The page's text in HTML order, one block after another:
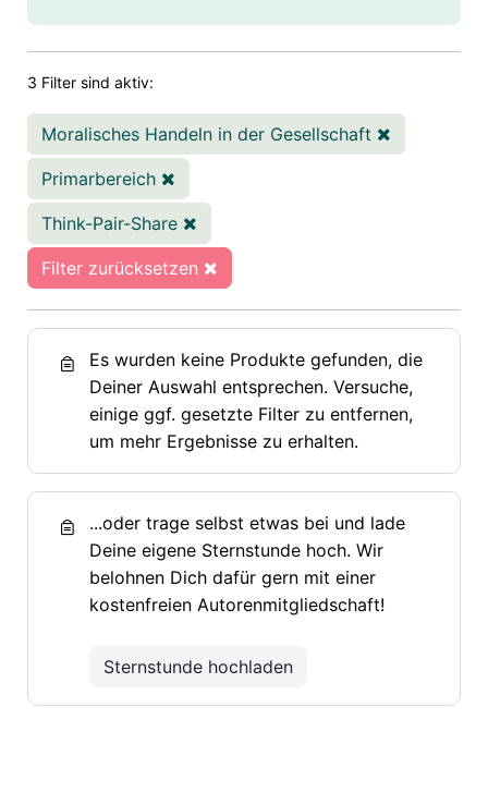
3 Filter sind aktiv:
Moralisches Handeln in der Gesellschaft
Primarbereich
Think-Pair-Share
Filter zurücksetzen
Es wurden keine Produkte gefunden, die
Deiner Auswahl entsprechen. Versuche,
einige ggf. gesetzte Filter zu entfernen,
um mehr Ergebnisse zu erhalten.
...oder trage selbst etwas bei und lade
Deine eigene Sternstunde hoch. Wir
belohnen Dich dafür gern mit einer
kostenfreien Autorenmitgliedschaft!
Sternstunde hochladen